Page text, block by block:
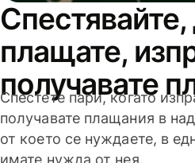
Спестявайте,
плащате,
получавате
Спестете пари, когато
получавате плащания в
от което се нуждаете, в
имате нужда от нея.